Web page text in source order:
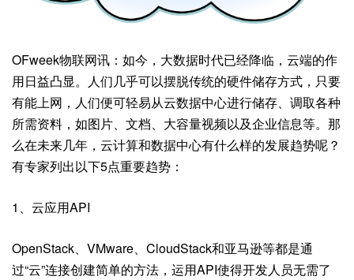
OFweek物联网讯：如今，大数据时代已经降临，云端的作
用日益凸显。人们几乎可以摆脱传统的硬件储存方式，只要
有能上网，人们便可轻易从云数据中心进行储存、调取各种
所需资料，如图片、文档、大容量视频以及企业信息等。那
么在未来几年，云计算和数据中心有什么样的发展趋势呢？
有专家列出以下5点重要趋势：
1、云应用API
OpenStack、VMware、CloudStack和亚马逊等都是通
过“云”连接创建简单的方法，运用API使得开发人员无需了